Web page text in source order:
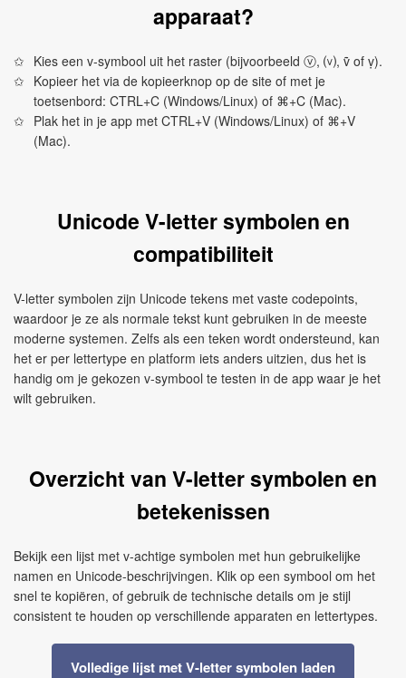
apparaat?
Kies een v-symbool uit het raster (bijvoorbeeld ⓥ, ⒱, ṽ of ṿ).
Kopieer het via de kopieerknop op de site of met je
toetsenbord: CTRL+C (Windows/Linux) of ⌘+C (Mac).
Plak het in je app met CTRL+V (Windows/Linux) of ⌘+V
(Mac).
Unicode V-letter symbolen en
compatibiliteit
V-letter symbolen zijn Unicode tekens met vaste codepoints,
waardoor je ze als normale tekst kunt gebruiken in de meeste
moderne systemen. Zelfs als een teken wordt ondersteund, kan
het er per lettertype en platform iets anders uitzien, dus het is
handig om je gekozen v-symbool te testen in de app waar je het
wilt gebruiken.
Overzicht van V-letter symbolen en
betekenissen
Bekijk een lijst met v-achtige symbolen met hun gebruikelijke
namen en Unicode-beschrijvingen. Klik op een symbool om het
snel te kopiëren, of gebruik de technische details om je stijl
consistent te houden op verschillende apparaten en lettertypes.
Volledige lijst met V-letter symbolen laden